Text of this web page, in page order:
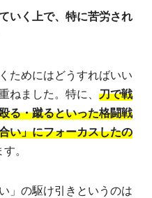
く上で、特に苦労され
ためにはどうすればいい
ねました。特に、 刀で戦
る・蹴るといった格闘戦
い」にフォーカスしたの
。
」の駆け引きというのは